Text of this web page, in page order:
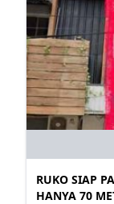
RUKO SIAP
HANYA 70